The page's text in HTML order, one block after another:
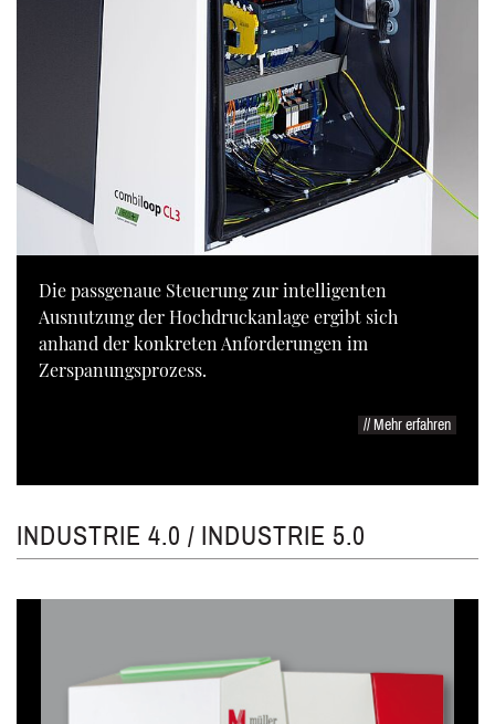
Die passgenaue Steuerung zur intelligenten
Ausnutzung der Hochdruckanlage ergibt sich
anhand der konkreten Anforderungen im
Zerspanungsprozess.
// Mehr erfahren
INDUSTRIE 4.0 / INDUSTRIE 5.0